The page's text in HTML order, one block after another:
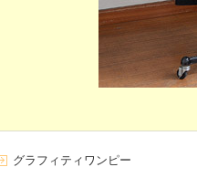
グラフィティワンピー